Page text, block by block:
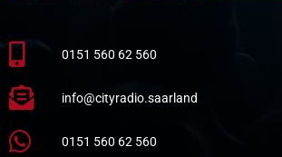
0151 560 62 560
info@cityradio.saarland
0151 560 62 560